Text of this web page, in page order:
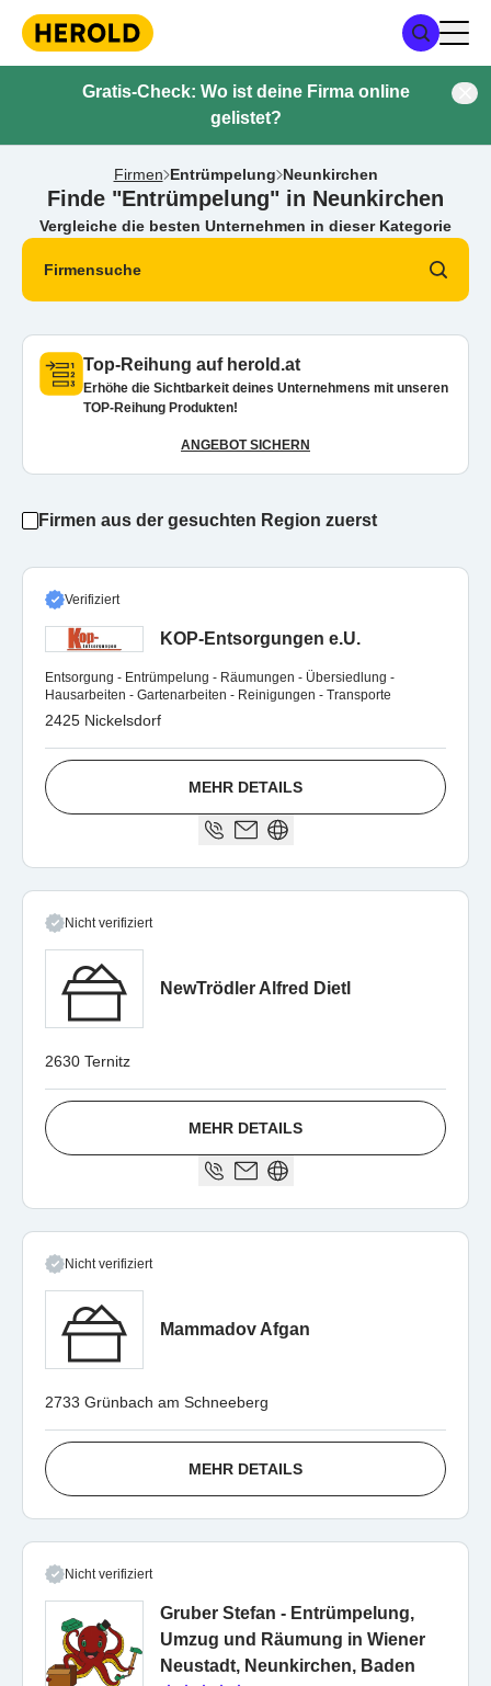
Gratis-Check: Wo ist deine Firma online
gelistet?
Firmen Entrümpelung Neunkirchen
Finde "Entrümpelung" in Neunkirchen
Vergleiche die besten Unternehmen in dieser Kategorie
Firmensuche
Top-Reihung auf herold.at
Erhöhe die Sichtbarkeit deines Unternehmens mit unseren
TOP-Reihung Produkten!
ANGEBOT SICHERN
Firmen aus der gesuchten Region zuerst
Verifiziert
KOP-Entsorgungen e.U.
Entsorgung - Entrümpelung - Räumungen - Übersiedlung -
Hausarbeiten - Gartenarbeiten - Reinigungen - Transporte
2425 Nickelsdorf
MEHR DETAILS
Nicht verifiziert
NewTrödler Alfred Dietl
2630 Ternitz
MEHR DETAILS
Nicht verifiziert
Mammadov Afgan
2733 Grünbach am Schneeberg
MEHR DETAILS
Nicht verifiziert
Gruber Stefan - Entrümpelung,
Umzug und Räumung in Wiener
Neustadt, Neunkirchen, Baden